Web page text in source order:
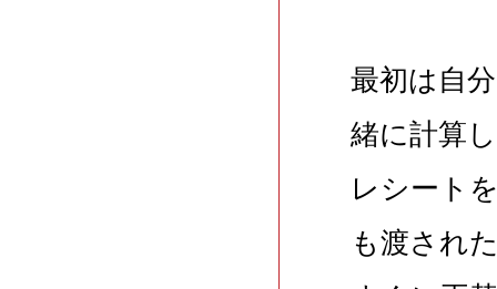
最初は自
緒に計算
レシート
も渡され